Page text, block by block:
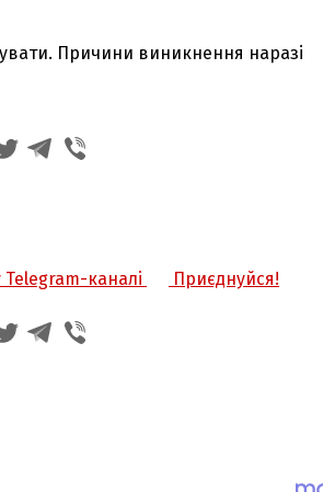
Причини виникнення наразі
каналі Приєднуйся!